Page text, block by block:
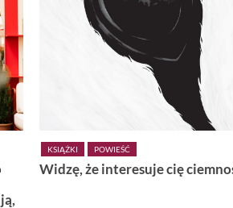
cię ciemność
KSIĄŻKI
Wiedźmy z Vardø